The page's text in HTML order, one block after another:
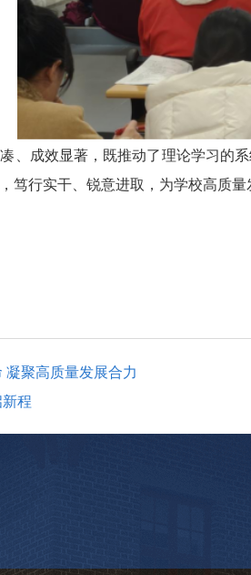
、成效显著，既推动了理论学习的
笃行实干、锐意进取，为学校高质量
聚高质量发展合力
程